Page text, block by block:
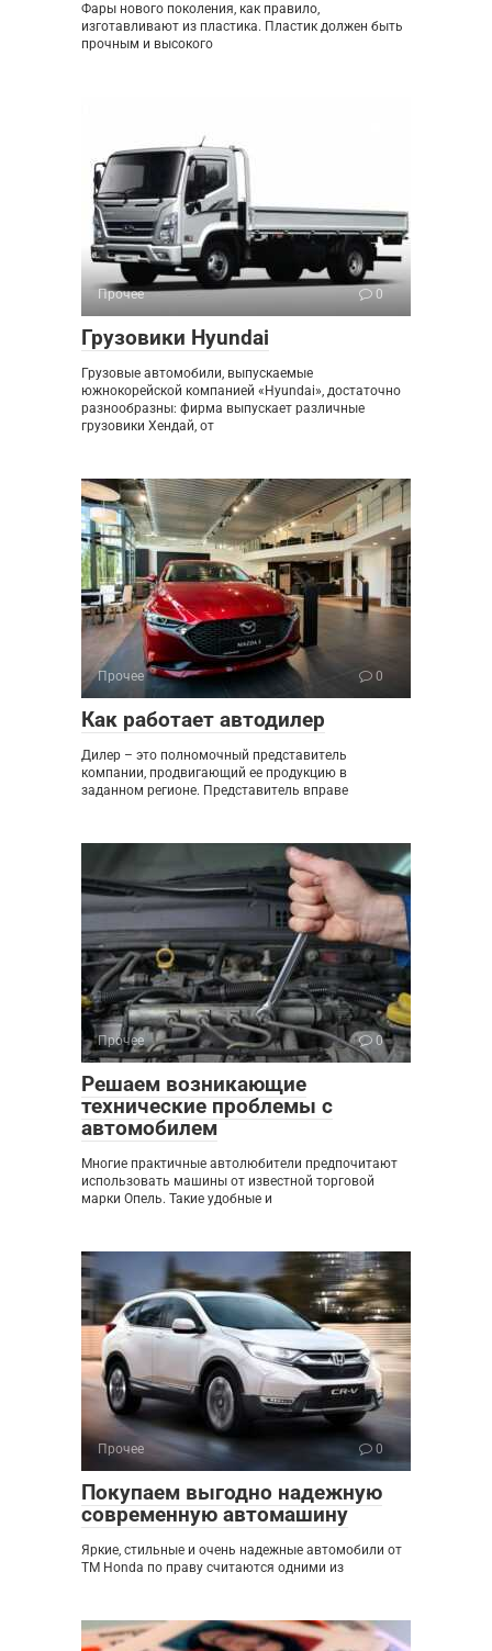
Фары нового поколения, как правило,
изготавливают из пластика. Пластик должен быть
прочным и высокого
Прочее 0
Грузовики Hyundai
Грузовые автомобили, выпускаемые
южнокорейской компанией «Hyundai», достаточно
разнообразны: фирма выпускает различные
грузовики Хендай, от
Прочее 0
Как работает автодилер
Дилер – это полномочный представитель
компании, продвигающий ее продукцию в
заданном регионе. Представитель вправе
Прочее 0
Решаем возникающие
технические проблемы с
автомобилем
Многие практичные автолюбители предпочитают
использовать машины от известной торговой
марки Опель. Такие удобные и
Прочее 0
Покупаем выгодно надежную
современную автомашину
Яркие, стильные и очень надежные автомобили от
ТМ Honda по праву считаются одними из